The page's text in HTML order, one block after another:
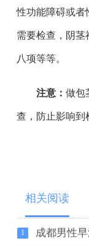
性功能障碍或者
需要检查，阴茎
八项等等。
注意：做包
查，防止影响到
相关阅读
1 成都男性